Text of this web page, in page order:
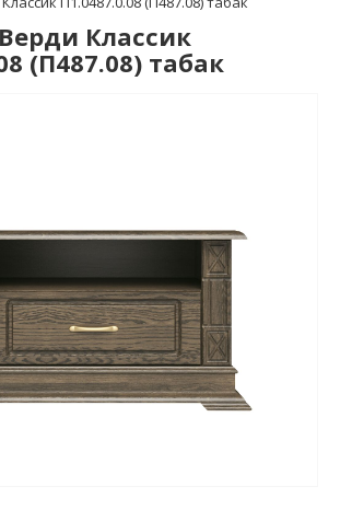
Классик
(П487.08) табак